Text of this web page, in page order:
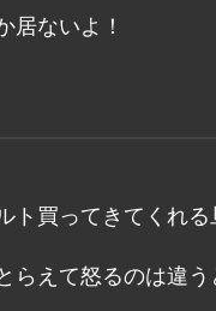
居ないよ！
ト買ってきてくれ
えて怒るのは違う